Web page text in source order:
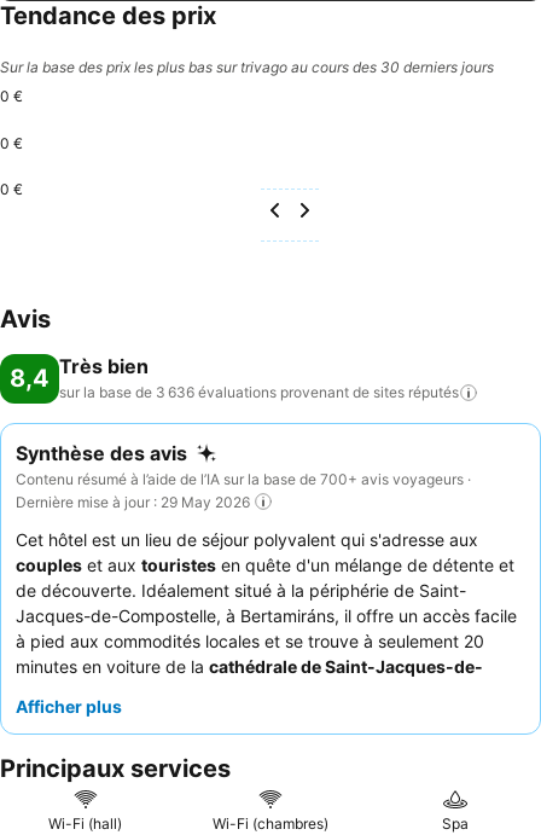
Tendance des prix
Sur la base des prix les plus bas sur trivago au cours des 30 derniers jours
0 €
0 €
0 €
Avis
8,4 Très bien
sur la base de 3 636 évaluations provenant de sites réputés
Synthèse des avis
Contenu résumé à l’aide de l’IA sur la base de 700+ avis voyageurs ·
Dernière mise à jour : 29 May 2026
Cet hôtel est un lieu de séjour polyvalent qui s'adresse aux
couples et aux touristes en quête d'un mélange de détente et
de découverte. Idéalement situé à la périphérie de Saint-
Jacques-de-Compostelle, à Bertamiráns, il offre un accès facile
à pied aux commodités locales et se trouve à seulement 20
minutes en voiture de la cathédrale de Saint-Jacques-de-
thermal bien équipés
et attentionné ainsi que lebuffet de petit-déjeuner complet et
. Pour une expérience vraiment tranquille, pensez à
réserver une chambre donnant sur le jardin.
Afficher plus
Principaux services
Wi-Fi (hall) Wi-Fi (chambres) Spa